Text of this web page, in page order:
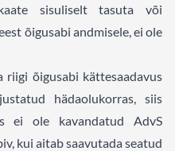
sisuliselt tasuta või
õigusabi andmisele, ei ole
riigi õigusabi kättesaadavus
hädaolukorras, siis
ei ole kavandatud AdvS
kui aitab saavutada seatud